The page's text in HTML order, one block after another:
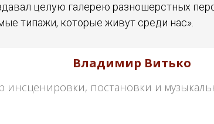
целую галерею разношерстных
типажи, которые живут среди нас».
Владимир Витько
инсценировки, постановки и